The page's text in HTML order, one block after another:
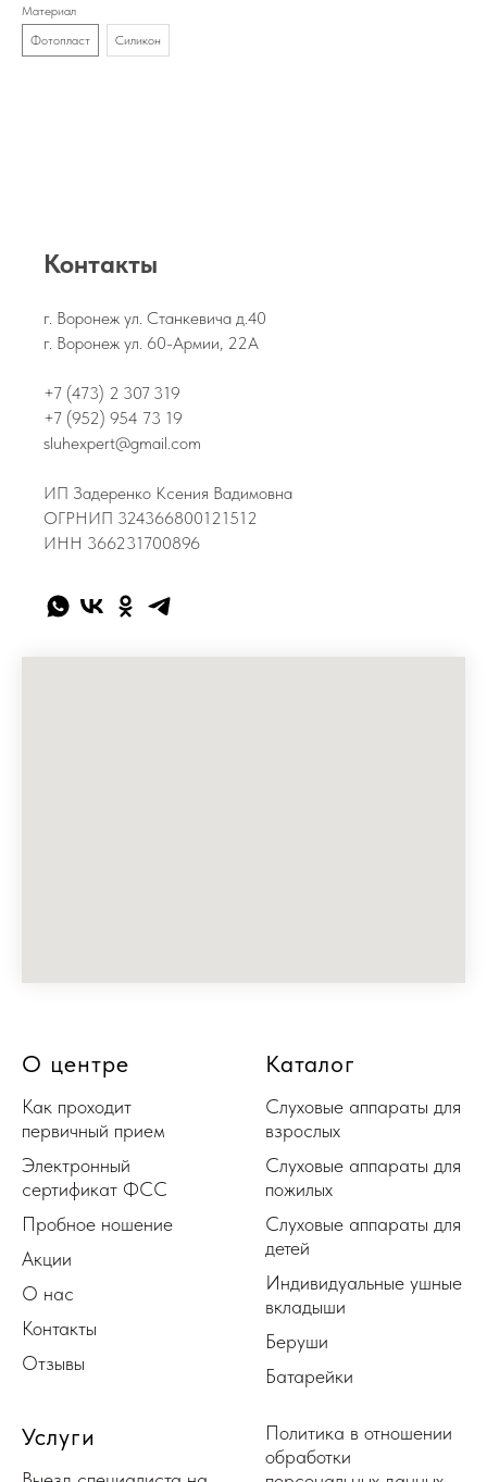
Материал
Фотопласт
Силикон
Контакты
г. Воронеж ул. Станкевича д.40
г. Воронеж ул. 60-Армии, 22А
+7 (473) 2 307 319
+7 (952) 954 73 19
sluhexpert@gmail.com
ИП Задеренко Ксения Вадимовна
ОГРНИП 324366800121512
ИНН 366231700896
О центре
Как проходит
первичный прием
Электронный
сертификат ФСС
Пробное ношение
Акции
О нас
Контакты
Отзывы
Каталог
Слуховые аппараты для
взрослых
Слуховые аппараты для
пожилых
Слуховые аппараты для
детей
Индивидуальные ушные
вкладыши
Беруши
Батарейки
Услуги
Политика в отношении
обработки